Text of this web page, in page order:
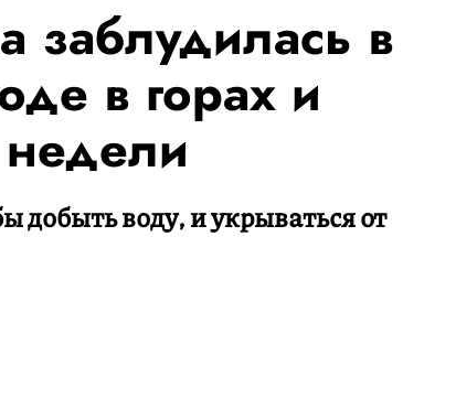
в
в горах и
добыть воду, и укрываться от